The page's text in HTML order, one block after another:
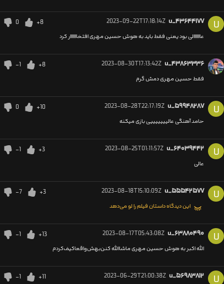
U u_۴۳۶۴۴۱۷۷ 2023-09-22T17:18:14Z
+8
0
عااااااالی بود یعنی فقط باید به هوش حسین مهری افتخااااااار کرد
u_۴۳۸۶۳۳۳۶ 2023-08-30T17:13:42Z
+8
-1
فقط حسین مهری دمش گرم
U u_۵۹۹۴۸۲۸۷ 2023-08-28T22:17:19Z
+10
0
حامد آهنگی عالیییییییی بازی میکنه
U u_۶۴۰۳۹۴۴۲ 2023-08-25T01:11:57Z
+3
-1
عالی
U u_۵۵۵۴۲۵۷۷ 2023-08-18T15:10:09Z
+3
-7
این دیدگاه داستان فیلم را لو می‌دهد
U u_۶۳۸۸۰۴۹۰ 2023-08-17T05:43:08Z
+13
-1
الله اکبر به هوش حسین مهری ماشاالله کنن‌بهش‌واقعا‌کیف‌کردم
U u_۵۶۹۸۳۸۱۲ 2023-06-29T21:00:38Z
+11
-1